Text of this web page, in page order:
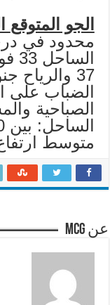
الجو المتوقع
محدود في
37
الضباب على
الصباحية
متوسط
عن mcg